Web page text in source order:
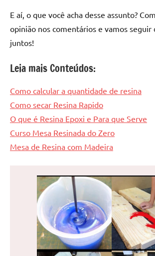
E aí, o que você acha desse assunto?
opinião nos comentários e vamos seguir
juntos!
Leia mais Conteúdos:
Como calcular a quantidade de resina
Como secar Resina Rapido
O que é Resina Epoxi e Para que Serve
Curso Mesa Resinada do Zero
Mesa de Resina com Madeira